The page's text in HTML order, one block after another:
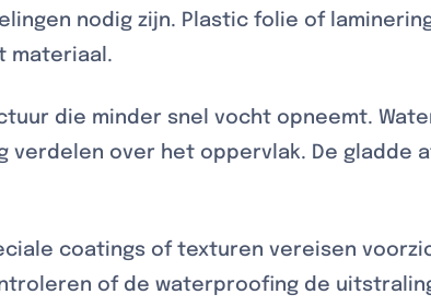
nodig zijn. Plastic folie of
materiaal.
die minder snel vocht opneemt.
over het oppervlak. De gladde
coatings of texturen vereisen
of de waterproofing de